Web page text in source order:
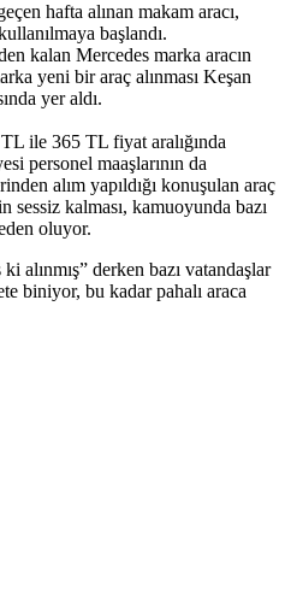
hafta alınan makam aracı,
başlandı.
kalan Mercedes marka aracın
yeni bir araç alınması Keşan
yer aldı.
ile 365 TL fiyat aralığında
personel maaşlarının da
alım yapıldığı konuşulan araç
sessiz kalması, kamuoyunda bazı
oluyor.
alınmış” derken bazı vatandaşlar
biniyor, bu kadar pahalı araca